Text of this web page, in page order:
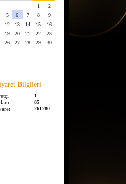
1
2
5 6 7 8
9
12 13 14 15
16
19 20 21 22
23
26 27 28 29
30
Bilgileri
1
85
261280